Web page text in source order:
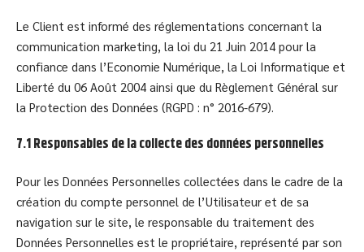
Le Client est informé des réglementations concernant la
communication marketing, la loi du 21 Juin 2014 pour la
confiance dans l’Economie Numérique, la Loi Informatique et
Liberté du 06 Août 2004 ainsi que du Règlement Général sur
la Protection des Données (RGPD : n° 2016-679).
7.1 Responsables de la collecte des données personnelles
Pour les Données Personnelles collectées dans le cadre de la
création du compte personnel de l’Utilisateur et de sa
navigation sur le site, le responsable du traitement des
Données Personnelles est le propriétaire, représenté par son